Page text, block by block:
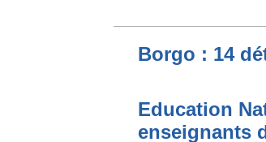
Borgo : 14
Education
enseignants